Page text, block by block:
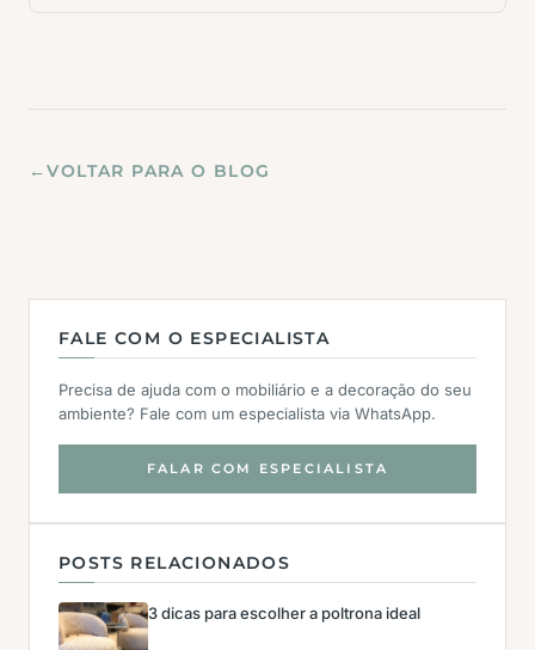
←VOLTAR PARA O BLOG
FALE COM O ESPECIALISTA
Precisa de ajuda com o mobiliário e a decoração do seu
ambiente? Fale com um especialista via WhatsApp.
FALAR COM ESPECIALISTA
POSTS RELACIONADOS
3 dicas para escolher a poltrona ideal